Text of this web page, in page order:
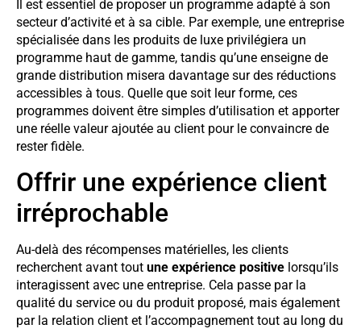
Il est essentiel de proposer un programme adapté à son
secteur d’activité et à sa cible. Par exemple, une entreprise
spécialisée dans les produits de luxe privilégiera un
programme haut de gamme, tandis qu’une enseigne de
grande distribution misera davantage sur des réductions
accessibles à tous. Quelle que soit leur forme, ces
programmes doivent être simples d’utilisation et apporter
une réelle valeur ajoutée au client pour le convaincre de
rester fidèle.
Offrir une expérience client
irréprochable
Au-delà des récompenses matérielles, les clients
recherchent avant tout une expérience positive lorsqu’ils
interagissent avec une entreprise. Cela passe par la
qualité du service ou du produit proposé, mais également
par la relation client et l’accompagnement tout au long du